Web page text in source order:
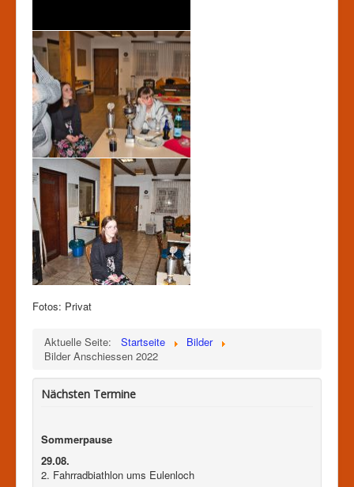
Fotos: Privat
Aktuelle Seite: Startseite
Bilder
Bilder Anschiessen 2022
Nächsten Termine
Sommerpause
29.08.
2. Fahrradbiathlon ums Eulenloch